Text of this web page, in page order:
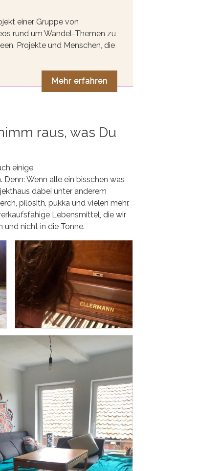
einer Gruppe von
rund um Wandel-Themen zu
Projekte und Menschen, die
Mehr erfahren
raus, was Du
einige
Wenn alle ein bisschen was
dabei unter anderem
pilosith, pukka und vielen mehr.
Lebensmittel, die wir
nicht in die Tonne.